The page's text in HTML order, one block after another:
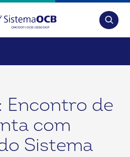
Encontro de
com
Sistema